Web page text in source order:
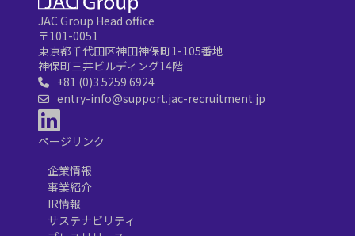
JAC Group Head office
〒101-0051
東京都千代田区神田神保町1-105番地
神保町三井ビルディング14階
+81 (0)3 5259 6924
entry-info@support.jac-recruitment.jp
ページリンク
企業情報
事業紹介
IR情報
サステナビリティ